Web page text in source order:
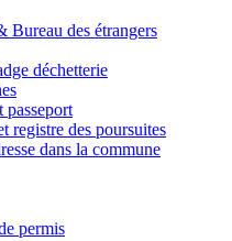
Bureau des étrangers
déchetterie
passeport
registre des poursuites
dans la commune
permis